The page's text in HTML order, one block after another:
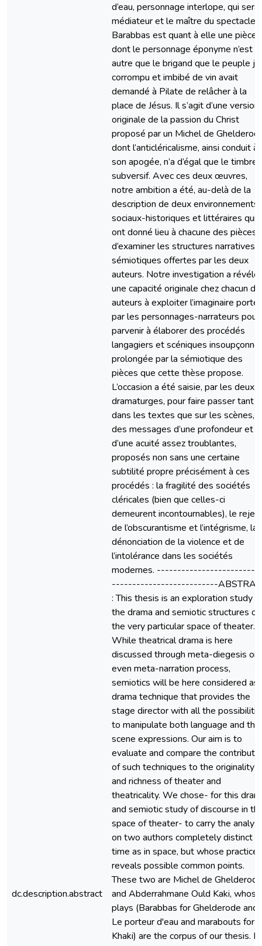
dc.description.abstract
d’eau, personnage interlope, qui sera
médiateur et le maître du spectacle.
Barabbas est quant à elle une pièce
dont le personnage éponyme n’est
autre que le brigand que le peuple
corrompu et imbibé de vin avait
demandé à Pilate de relâcher à la
place de Jésus. Il s’agit d’une version
originale de la passion du Christ
proposé par un Michel de
dont l’anticléricalisme, ainsi conduit à
son apogée, n’a d’égal que le timbre
subversif. Avec ces deux œuvres,
notre ambition a été, au-delà de la
description de deux environnements,
sociaux-historiques et littéraires qui
ont donné lieu à chacune des pièces,
d’examiner les structures narratives
sémiotiques offertes par les deux
auteurs. Notre investigation a révélé
une capacité originale chez chacun
auteurs à exploiter l’imaginaire porté
par les personnages-narrateurs pour
parvenir à élaborer des procédés
langagiers et scéniques
prolongée par la sémiotique des
pièces que cette thèse propose.
L’occasion a été saisie, par les deux
dramaturges, pour faire passer tant
dans les textes que sur les scènes,
des messages d’une profondeur et
d’une acuité assez troublantes,
proposés non sans une certaine
subtilité propre précisément à ces
procédés : la fragilité des sociétés
cléricales (bien que celles-ci
demeurent incontournables), le rejet
de l’obscurantisme et l’intégrisme, la
dénonciation de la violence et de
l’intolérance dans les sociétés
modernes.
--------------------------
: This thesis is an exploration study
the drama and semiotic structures of
the very particular space of theater.
While theatrical drama is here
discussed through meta-diegesis or
even meta-narration process,
semiotics will be here considered as
drama technique that provides the
stage director with all the
to manipulate both language and the
scene expressions. Our aim is to
evaluate and compare the
of such techniques to the originality
and richness of theater and
theatricality. We chose- for this
and semiotic study of discourse in
space of theater- to carry the
on two authors completely distinct in
time as in space, but whose practice
reveals possible common points.
These two are Michel de Ghelderode
and Abderrahmane Ould Kaki, whose
plays (Barabbas for Ghelderode and
Le porteur d'eau and marabouts for
Khaki) are the corpus of our thesis. El